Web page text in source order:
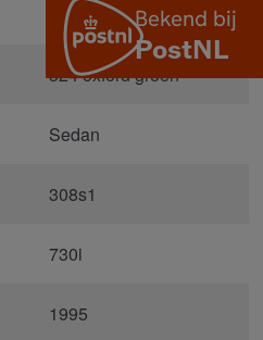
E38
324 oxford groen
Sedan
308s1
730i
1995